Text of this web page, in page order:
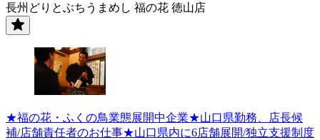
長州どりとぶちうまめし 福の花 徳山店
★福の花・ふくの鳥業態展開中企業★山口県勤務、店長候
補/店舗責任者のお仕事★山口県内に6店舗展開/独立支援制度